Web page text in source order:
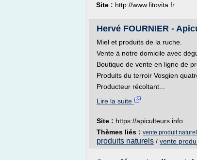
Site : http://www.fitovita.fr
Hervé FOURNIER -
Miel et produits de la ruche.
Vente à notre domicile avec
Boutique de vente en ligne de
Produits du terroir Vosgien
Producteur récoltant...
Lire la suite
Site : https://apiculteurs.info
Thèmes liés : vente produit naturel
produits naturels / vente